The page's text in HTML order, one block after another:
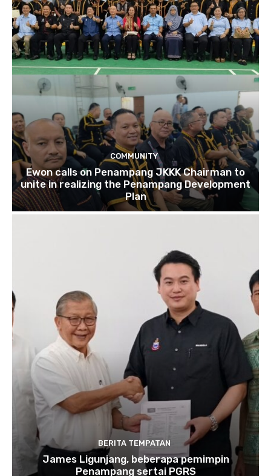
COMMUNITY
Ewon calls on Penampang JKKK Chairman to
unite in realizing the Penampang Development
Plan
BERITA TEMPATAN
James Ligunjang, beberapa pemimpin
Penampang sertai PGRS